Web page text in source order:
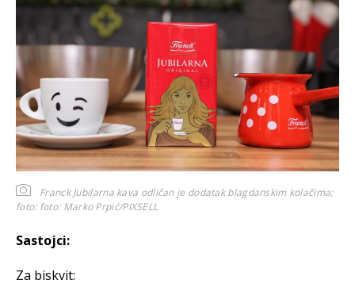
Franck Jubilarna kava odličan je dodatak blagdanskim kolačima;
foto: foto: Marko Prpić/PIXSELL
Sastojci:
Za biskvit: